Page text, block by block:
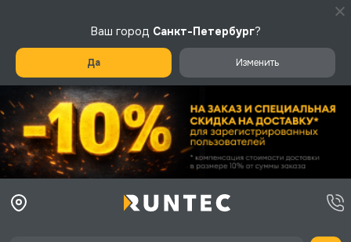
Ваш город Санкт-Петербург?
Да Изменить